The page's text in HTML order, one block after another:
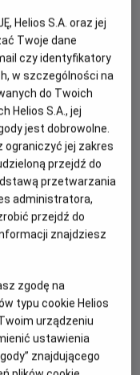
w Helios na
Gatunek
Animowany
Hannah
Danya Jimenez
W kinach od 10
hity z filmu „K-
HUNTR/X i Saja
Netflixa w kinach
Helios S.A. oraz jej
Twoje dane
czy identyfikatory
w szczególności na
do Twoich
Helios S.A., jej
jest dobrowolne.
ograniczyć jej zakres
przejdź do
przetwarzania
administratora,
przejdź do
znajdziesz
zgodę na
typu cookie Helios
urządzeniu
ustawienia
znajdującego